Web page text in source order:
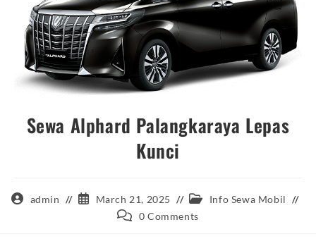
Sewa Alphard Palangkaraya Lepas
Kunci
Postadmin
Post
published:
March 21, 2025
Post
category:
Info Sewa Mobil
Post 0 Comments